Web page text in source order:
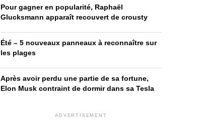
Pour gagner en popularité, Raphaël
Glucksmann apparaît recouvert de crousty
Été – 5 nouveaux panneaux à reconnaître sur
les plages
Après avoir perdu une partie de sa fortune,
Elon Musk contraint de dormir dans sa Tesla
ADVERTISEMENT